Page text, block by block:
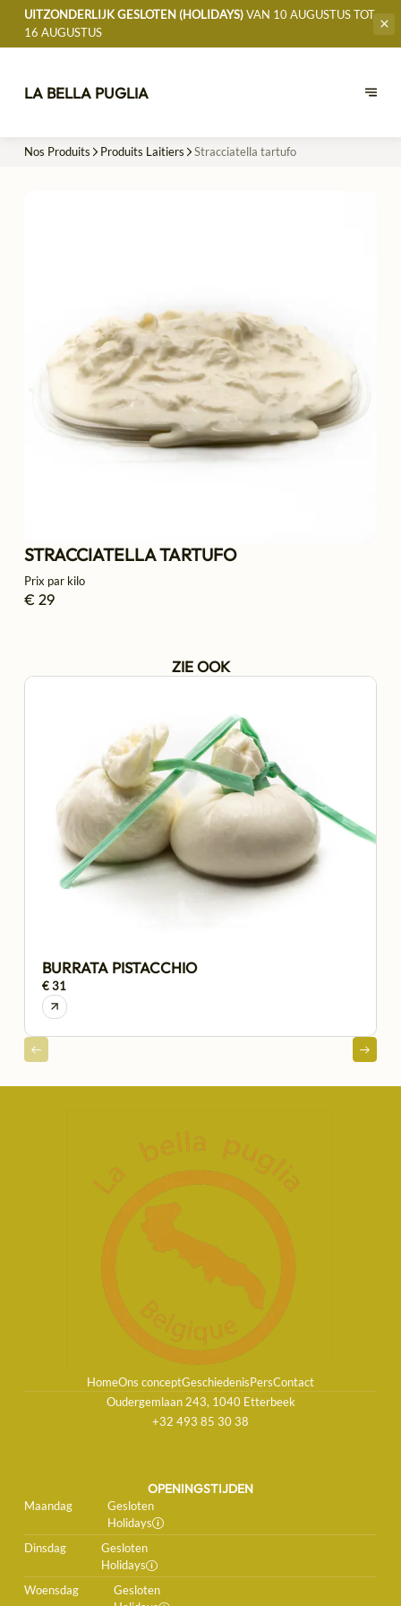
UITZONDERLIJK GESLOTEN (HOLIDAYS)VAN 10 AUGUSTUS TOT
16 AUGUSTUS
LA BELLA PUGLIA
Nos Produits Produits Laitiers Stracciatella tartufo
STRACCIATELLA TARTUFO
Prix par kilo
€ 29
ZIE OOK
BURRATA PISTACCHIO
€ 31
HomeOns conceptGeschiedenisPersContact
Oudergemlaan 243, 1040 Etterbeek
+32 493 85 30 38
OPENINGSTIJDEN
Maandag Gesloten
Holidays
Dinsdag Gesloten
Holidays
Woensdag Gesloten